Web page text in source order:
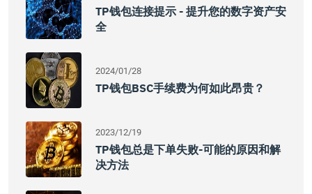
TP钱包连接提示 - 提升您的数字资产安
全
2024/01/28
TP钱包BSC手续费为何如此昂贵？
2023/12/19
TP钱包总是下单失败-可能的原因和解
决方法